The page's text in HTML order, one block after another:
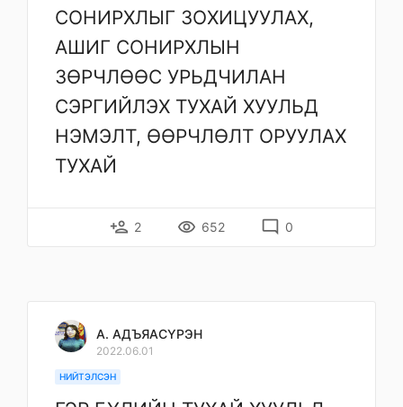
СОНИРХЛЫГ ЗОХИЦУУЛАХ,
АШИГ СОНИРХЛЫН
ЗӨРЧЛӨӨС УРЬДЧИЛАН
СЭРГИЙЛЭХ ТУХАЙ ХУУЛЬД
НЭМЭЛТ, ӨӨРЧЛӨЛТ ОРУУЛАХ
ТУХАЙ
person_add 2 remove_red_eye 652 mode_comment 0
А. АДЪЯАСҮРЭН
2022.06.01
НИЙТЭЛСЭН